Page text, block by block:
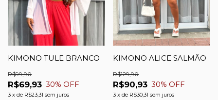
KIMONO TULE BRANCO
R$69,93
R$99,90
30% OFF
3 x de R$23,31 sem juros
KIMONO ALICE SALMÃO
R$90,93
R$129,90
30% OFF
3 x de R$30,31 sem juros